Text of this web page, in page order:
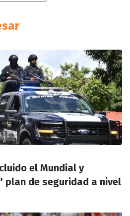
el Mundial y
plan de seguridad a nivel